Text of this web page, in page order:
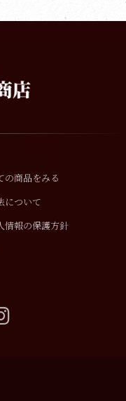
の商品をみる
について
情報の保護方針